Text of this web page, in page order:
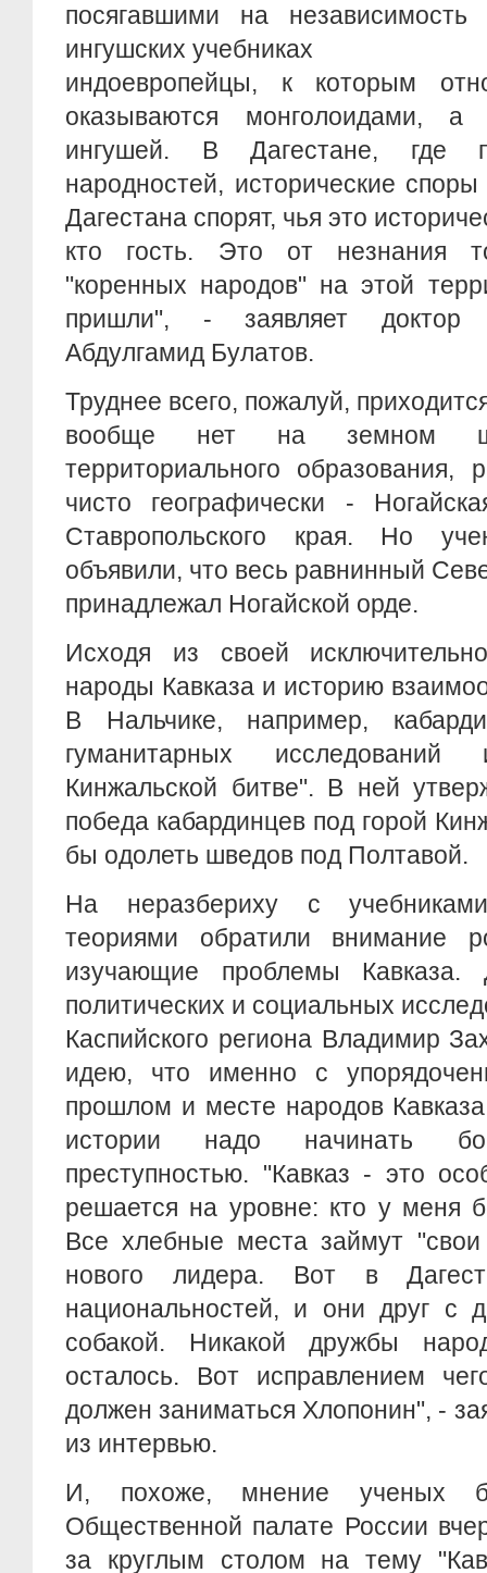
посягавшими на
ингушских учебниках
индоевропейцы, к которым
оказываются монголоидами,
ингушей. В Дагестане, где
народностей, исторические
Дагестана спорят, чья это
кто гость. Это от незнания
"коренных народов" на этой
пришли", - заявляет доктор
Абдулгамид Булатов.
Труднее всего, пожалуй,
вообще нет на земном
территориального
чисто географически -
Ставропольского края. Но
объявили, что весь равнинный
принадлежал Ногайской орде.
Исходя из своей
народы Кавказа и историю
В Нальчике, например,
гуманитарных
Кинжальской битве". В ней
победа кабардинцев под горой
бы одолеть шведов под Полтавой.
На неразбериху с
теориями обратили внимание
изучающие проблемы Кавказа.
политических и социальных
Каспийского региона Владимир
идею, что именно с
прошлом и месте народов
истории надо начинать
преступностью. "Кавказ - это
решается на уровне: кто у меня
Все хлебные места займут
нового лидера. Вот в
национальностей, и они друг с
собакой. Никакой дружбы
осталось. Вот исправлением
должен заниматься Хлопонин", -
из интервью.
И, похоже, мнение ученых
Общественной палате России
за круглым столом на тему